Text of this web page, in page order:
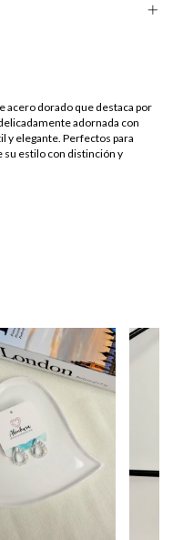
acero dorado que destaca por
adornada con
y elegante. Perfectos para
su estilo con distinción y